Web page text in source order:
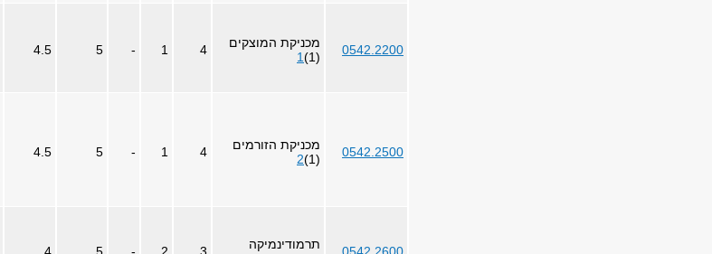
0542.2200
מכניקת המוצקים
(1)
1
4
1
-
5
4.5
0542.2500
מכניקת הזורמים
(1)
2
4
1
-
5
4.5
תרמודינמיקה